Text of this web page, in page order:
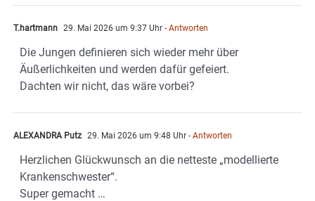
T.hartmann 29. Mai 2026 um 9:37 Uhr - Antworten
Die Jungen definieren sich wieder mehr über
Äußerlichkeiten und werden dafür gefeiert.
Dachten wir nicht, das wäre vorbei?
ALEXANDRA Putz 29. Mai 2026 um 9:48 Uhr - Antworten
Herzlichen Glückwunsch an die netteste „modellierte
Krankenschwester“.
Super gemacht …